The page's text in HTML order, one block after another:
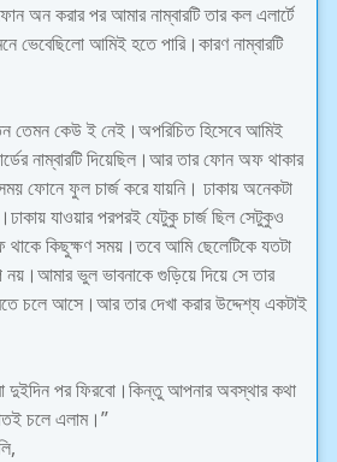
করার পর আমার নাম্বারটি তার কল এলার্টে
ভেবেছিলো আমিই হতে পারি।কারণ নাম্বারটি
তেমন কেউ ই নেই।অপরিচিত হিসেবে আমিই
নাম্বারটি দিয়েছিল।আর তার ফোন অফ থাকার
ফোনে ফুল চার্জ করে যায়নি। ঢাকায় অনেকটা
যাওয়ার পরপরই যেটুকু চার্জ ছিল সেটুকুও
কিছুক্ষণ সময়।তবে আমি ছেলেটিকে যতটা
নয়।আমার ভুল ভাবনাকে গুড়িয়ে দিয়ে সে তার
চলে আসে।আর তার দেখা করার উদ্দেশ্য একটাই
দুইদিন পর ফিরবো।কিন্তু আপনার অবস্থার কথা
চলে এলাম।”